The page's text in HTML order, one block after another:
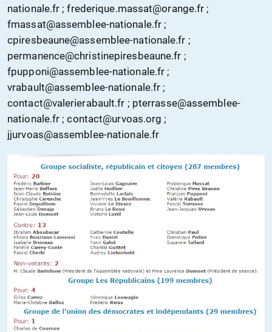
nationale.fr ; frederique.massat@orange.fr ;
fmassat@assemblee-nationale.fr ;
cpiresbeaune@assemblee-nationale.fr ;
permanence@christinepiresbeaune.fr ;
fpupponi@assemblee-nationale.fr ;
vrabault@assemblee-nationale.fr ;
contact@valerierabault.fr ; pterrasse@assemblee-
nationale.fr ; contact@urvoas.org ;
jjurvoas@assemblee-nationale.fr